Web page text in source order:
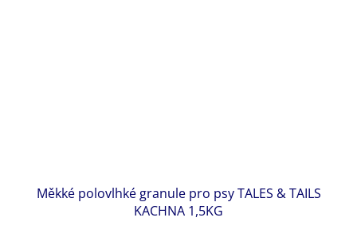
Měkké polovlhké granule pro psy TALES & TAILS
KACHNA 1,5KG